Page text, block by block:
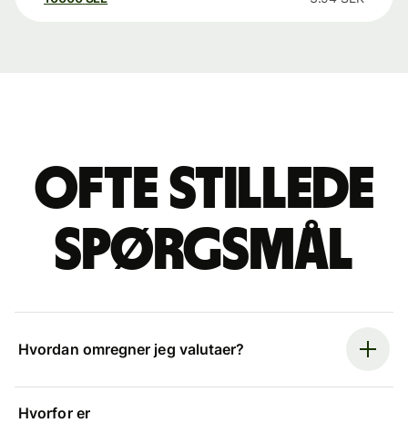
Ofte stillede
spørgsmål
Hvordan omregner jeg valutaer?
Hvorfor er